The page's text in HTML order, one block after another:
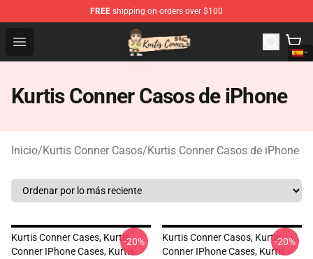
FREE shipping on orders over $100
Open menu
Kurtis Conner Store - Official Kurtis Conner Merchandise
Kurtis Conner Casos de iPhone
Inicio/Kurtis Conner Casos/Kurtis Conner Casos de iPhone
Kurtis Conner Cases, Kurtis
Conner IPhone Cases, Kurtis
-20%
Kurtis Conner Casos, Kurtis
Conner IPhone Cases, Kurtis
-20%